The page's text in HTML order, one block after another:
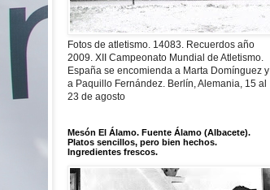
Fotos de atletismo. 14083. Recuerdos año
2009. XII Campeonato Mundial de Atletismo.
España se encomienda a Marta Domínguez y
a Paquillo Fernández. Berlín, Alemania, 15 al
23 de agosto
Mesón El Álamo. Fuente Álamo (Albacete).
Platos sencillos, pero bien hechos.
Ingredientes frescos.